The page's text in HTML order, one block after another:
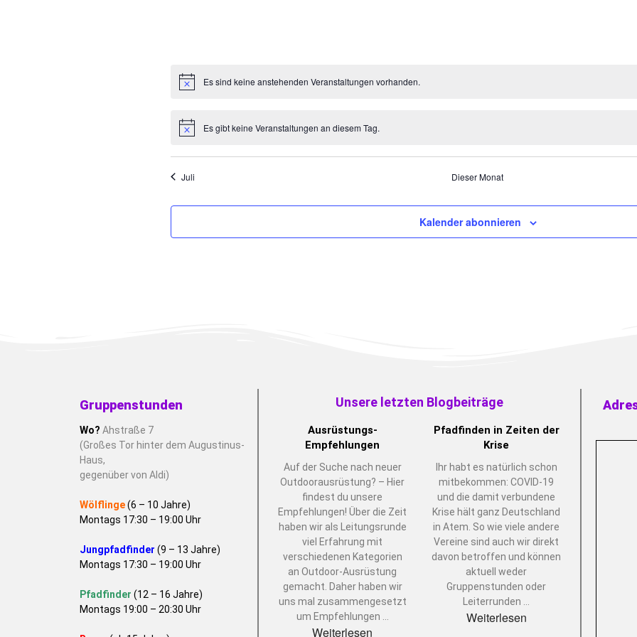
Es sind keine anstehenden Veranstaltungen vorhanden.
Es gibt keine Veranstaltungen an diesem Tag.
Juli Dieser Monat
Kalender abonnieren
Gruppenstunden
Wo? Ahstraße 7
(Großes Tor hinter dem Augustinus-
Haus,
gegenüber von Aldi)
Wölflinge(6 – 10 Jahre)
Montags 17:30 – 19:00 Uhr
Jungpfadfinder (9 – 13 Jahre)
Montags 17:30 – 19:00 Uhr
Pfadfinder (12 – 16 Jahre)
Montags 19:00 – 20:30 Uhr
Unsere letzten Blogbeiträge
Ausrüstungs-
Empfehlungen
Auf der Suche nach neuer
Outdoorausrüstung? – Hier
findest du unsere
Empfehlungen! Über die Zeit
haben wir als Leitungsrunde
viel Erfahrung mit
verschiedenen Kategorien
an Outdoor-Ausrüstung
gemacht. Daher haben wir
uns mal zusammengesetzt
um Empfehlungen
Weiterlesen
Pfadfinden in Zeiten der
Krise
Ihr habt es natürlich schon
mitbekommen: COVID-19
und die damit verbundene
Krise hält ganz Deutschland
in Atem. So wie viele andere
Vereine sind auch wir direkt
davon betroffen und können
aktuell weder
Gruppenstunden oder
Leiterrunden
Weiterlesen